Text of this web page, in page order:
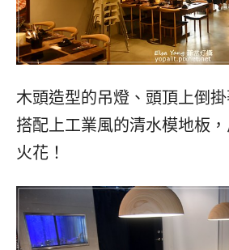
木頭造型的吊燈、頭頂上倒掛
搭配上工業風的清水模地板
火花！